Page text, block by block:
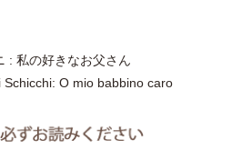
: 私の好きなお父さん
O mio babbino caro